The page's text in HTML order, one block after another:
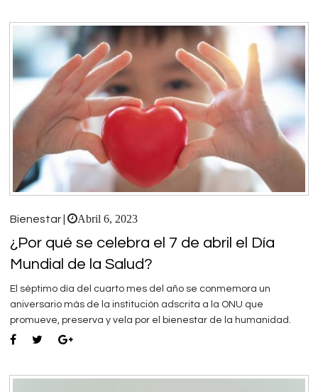
Bienestar | Abril 6, 2023
¿Por qué se celebra el 7 de abril el Día
Mundial de la Salud?
El séptimo día del cuarto mes del año se conmemora un
aniversario más de la institución adscrita a la ONU que
promueve, preserva y vela por el bienestar de la humanidad.